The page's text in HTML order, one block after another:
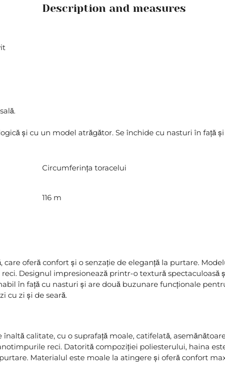
Description and measures
și cu un model atrăgător. Se închide cu nasturi în față
Circumferința toracelui
116 m
oferă confort și o senzație de eleganță la purtare.
Designul impresionează printr-o textură
în față cu nasturi și are două buzunare funcționale
cu zi și de seară.
calitate, cu o suprafață moale, catifelată,
reci. Datorită compoziției poliesterului, haina
Materialul este moale la atingere și oferă confort